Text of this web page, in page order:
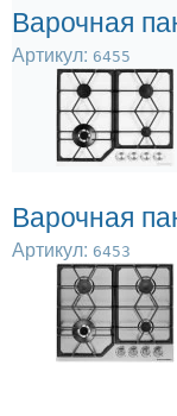
Варочная
Артикул: 6455
Варочная
Артикул: 6453